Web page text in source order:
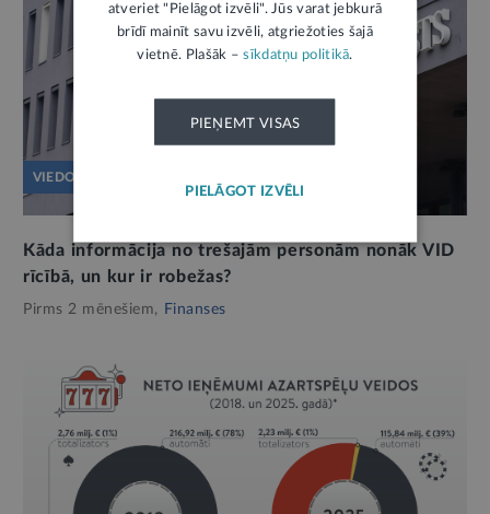
VIEDOKLIS
Kāda informācija no trešajām personām nonāk VID
rīcībā, un kur ir robežas?
Pirms 2 mēnešiem, Finanses
atveriet "Pielāgot izvēli". Jūs varat jebkurā
brīdī mainīt savu izvēli, atgriežoties šajā
vietnē. Plašāk –sīkdatņu politikā.
PIEŅEMT VISAS
PIELĀGOT IZVĒLI